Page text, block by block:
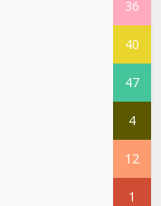
36
40
47
4
12
1